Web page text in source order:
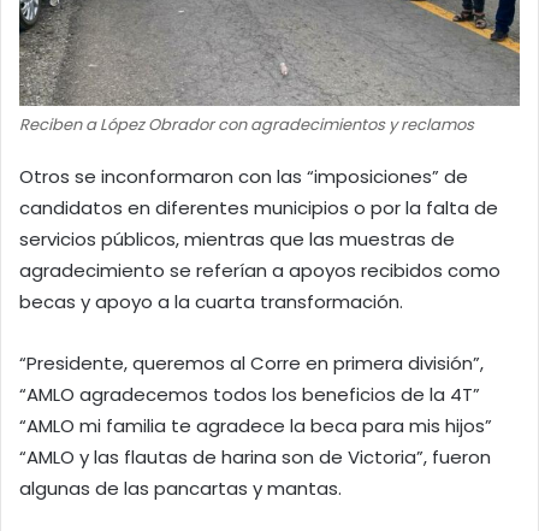
Reciben a López Obrador con agradecimientos y reclamos
Otros se inconformaron con las “imposiciones” de
candidatos en diferentes municipios o por la falta de
servicios públicos, mientras que las muestras de
agradecimiento se referían a apoyos recibidos como
becas y apoyo a la cuarta transformación.
“Presidente, queremos al Corre en primera división”,
“AMLO agradecemos todos los beneficios de la 4T”
“AMLO mi familia te agradece la beca para mis hijos”
“AMLO y las flautas de harina son de Victoria”, fueron
algunas de las pancartas y mantas.